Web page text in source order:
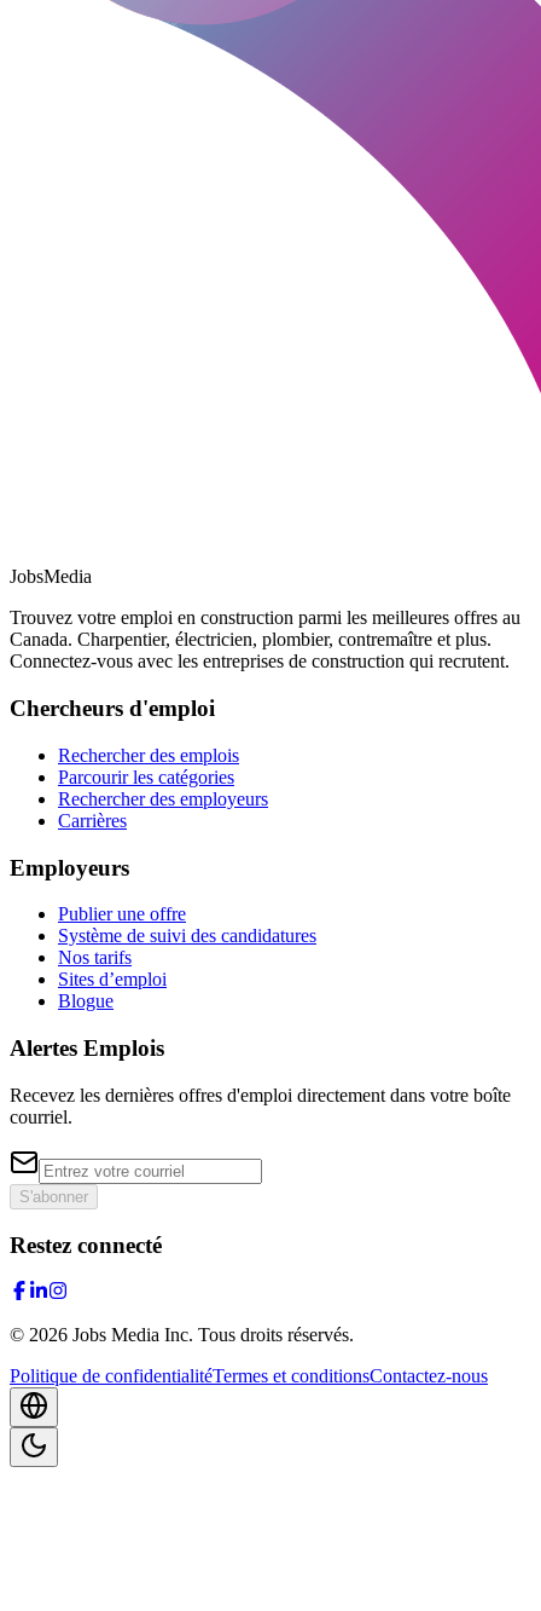
JobsMedia
Trouvez votre emploi en construction parmi les meilleures offres au
Canada. Charpentier, électricien, plombier, contremaître et plus.
Connectez-vous avec les entreprises de construction qui recrutent.
Chercheurs d'emploi
Rechercher des emplois
Parcourir les catégories
Rechercher des employeurs
Carrières
Employeurs
Publier une offre
Système de suivi des candidatures
Nos tarifs
Sites d’emploi
Blogue
Alertes Emplois
Recevez les dernières offres d'emploi directement dans votre boîte
courriel.
S'abonner
Restez connecté
© 2026 Jobs Media Inc. Tous droits réservés.
Politique de confidentialitéTermes et conditionsContactez-nous